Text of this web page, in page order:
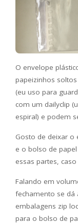
O envelope
papeizinhos
(eu uso para
com um dailyclip
espiral) e podem
Gosto de deixar o
e o bolso de
essas partes,
Falando em
fechamento se dá
embalagens zip
para o bolso de